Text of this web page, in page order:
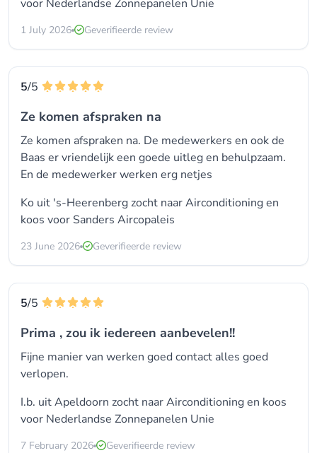
voor Nederlandse Zonnepanelen Unie
1 July 2026 Geverifieerde review
5/5
Ze komen afspraken na
Ze komen afspraken na. De medewerkers en ook de
Baas er vriendelijk een goede uitleg en behulpzaam.
En de medewerker werken erg netjes
Ko uit 's-Heerenberg zocht naar Airconditioning en
koos voor Sanders Aircopaleis
23 June 2026 Geverifieerde review
5/5
Prima , zou ik iedereen aanbevelen!!
Fijne manier van werken goed contact alles goed
verlopen.
I.b. uit Apeldoorn zocht naar Airconditioning en koos
voor Nederlandse Zonnepanelen Unie
7 February 2026 Geverifieerde review